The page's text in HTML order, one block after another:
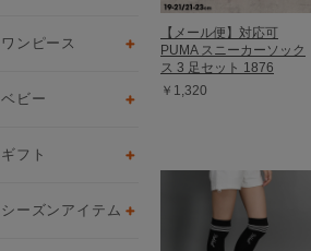
【メール便】対応可
PUMA スニーカーソック
ス 3 足セット 1876
￥1,320
ワンピース
ベビー
ギフト
シーズンアイテム